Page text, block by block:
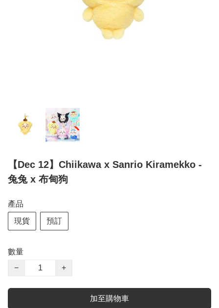
【Dec 12】Chiikawa x Sanrio Kiramekko -
兔兔 x 布甸狗
產品
現貨 預訂
數量
−
+
加至購物車